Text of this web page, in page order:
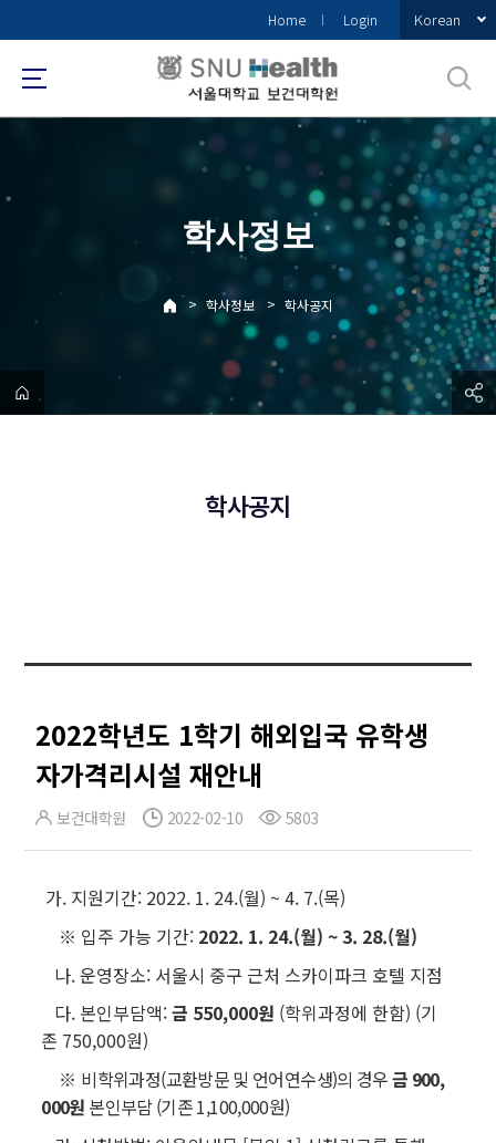
로
메
Home Login Korean
학사정보
> 학사정보 > 학사공지
학사공지
2022학년도 1학기 해외입국 유학생
자가격리시설 재안내
보건대학원 2022-02-10 5803
가. 지원기간: 2022. 1. 24.(월) ~ 4. 7.(목)
※ 입주 가능 기간: 2022. 1. 24.(월) ~ 3. 28.(월)
나. 운영장소: 서울시 중구 근처 스카이파크 호텔 지점
다. 본인부담액:금 550,000원 (학위과정에 한함) (기
존 750,000원)
※ 비학위과정(교환방문 및 언어연수생)의 경우금 900,
000원 본인부담 (기존 1,100,000원)